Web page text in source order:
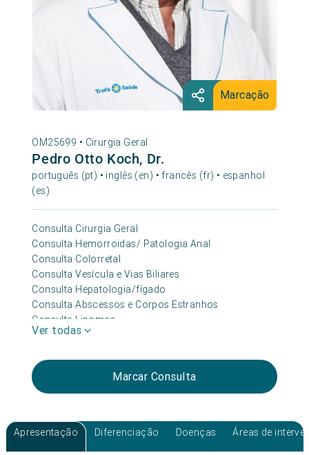
Marcação
OM25699 • Cirurgia Geral
Pedro Otto Koch, Dr.
português (pt) • inglês (en) • francês (fr) • espanhol
(es)
Consulta Cirurgia Geral
Consulta Hemorroidas/ Patologia Anal
Consulta Colorretal
Consulta Vesícula e Vias Biliares
Consulta Hepatologia/fígado
Consulta Abscessos e Corpos Estranhos
Consulta Lipomas
Consulta Nódulos Cutâneos e Quistos Sebáceos
Consulta Tiroide
Consulta Oncológica
Consulta Esófago
Consulta Glândulas Salivares
Ver todas
Marcar Consulta
Apresentação Diferenciação Doenças Áreas de